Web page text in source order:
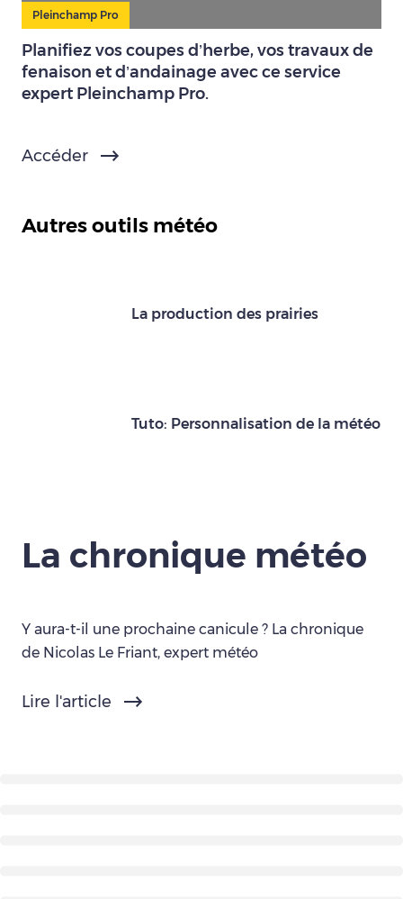
Pleinchamp Pro
Planifiez vos coupes d’herbe, vos travaux de
fenaison et d’andainage avec ce service
expert Pleinchamp Pro.
Accéder
Autres outils météo
La production des prairies
Tuto: Personnalisation de la météo
La chronique météo
Y aura-t-il une prochaine canicule ? La chronique
de Nicolas Le Friant, expert météo
Lire l'article